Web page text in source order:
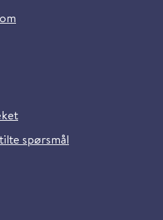
spørsmål